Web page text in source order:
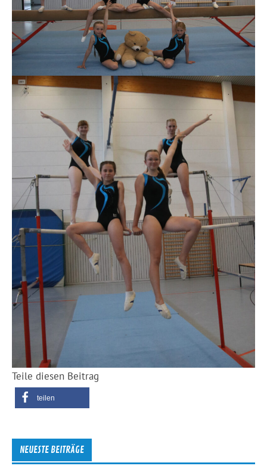
Teile diesen Beitrag
teilen
NEUESTE BEITRÄGE